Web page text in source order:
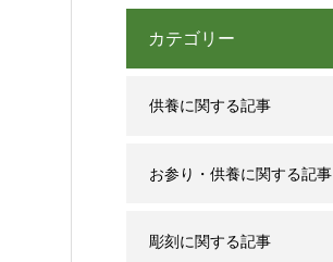
カテゴリー
供養に関する記事
お参り・供養に関する記事
彫刻に関する記事